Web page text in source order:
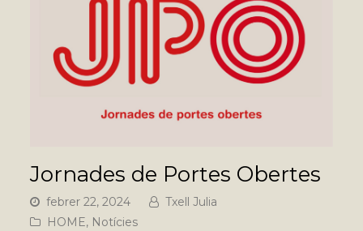
Jornades de Portes Obertes
febrer 22, 2024
Txell Julia
HOME, Notícies